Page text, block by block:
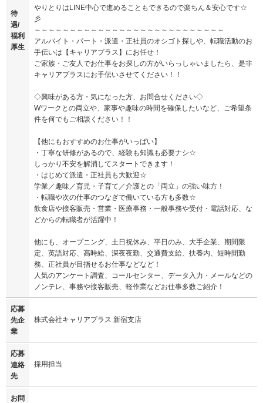
待
遇/
福利
厚生
やりとりはLINE中心で進めることもできるので楽ちん＆安心です☆
彡
～～～～～～～～～～～～～～～～～～～～～～～～～～～
アルバイト・パート・派遣・正社員のオシゴト探しや、転職活動のお
手伝いは【キャリアプラス】にお任せ！
ご家族・ご友人でお仕事をお探しの方がいらっしゃいましたら、是非
キャリアプラスにお手伝いさせてください！！
◇興味がある方・気になった方、お問合せください◇
Wワークとの両立や、家事や趣味の時間を確保したいなど、ご希望条
件を何でもご相談ください！！
【他にもおすすめのお仕事がいっぱい】
・丁寧な研修があるので、経験も知識も必要ナシ☆
しっかり不安を解消してスタートできます！
・はじめて派遣・正社員も大歓迎☆
学業／趣味／育児・子育て／介護との「両立」の強い味方！
・転職や次の仕事のつなぎで働いている方も多数☆
飲食店や接客販売・営業・医療事務・一般事務や受付・電話対応、な
どからの転職者が活躍中！
他にも、オープニング、土日祝休み、平日のみ、大手企業、期間限
定、英語対応、高時給、深夜夜勤、交通費支給、扶養内、短時間勤
務、正社員が目指せるお仕事などなど！
人気のアンケート調査、コールセンター、データ入力・メールなどの
ノンテレ、事務や接客販売、軽作業などお仕事多数ご紹介！
応募
先企
業
株式会社キャリアプラス 新宿支店
応募
連絡
先
採用担当
お問